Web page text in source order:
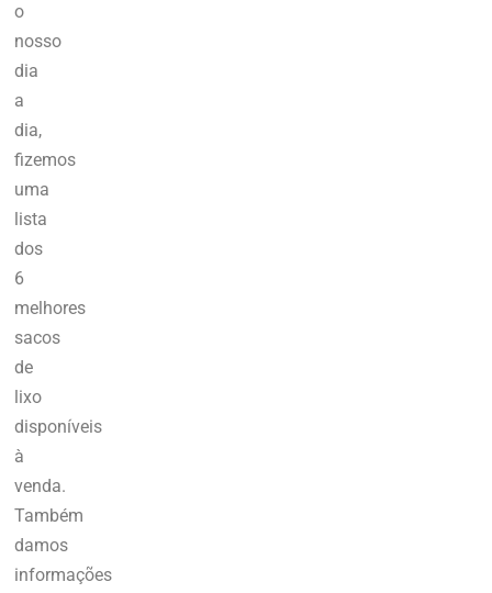
o
nosso
dia
a
dia,
fizemos
uma
lista
dos
6
melhores
sacos
de
lixo
disponíveis
à
venda.
Também
damos
informações